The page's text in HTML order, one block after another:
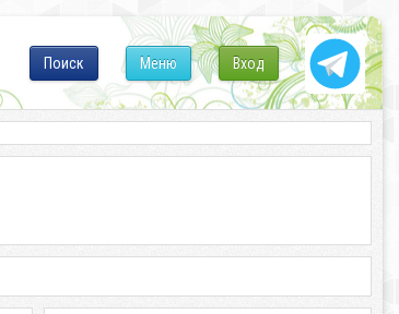
Вход
Меню
Поиск